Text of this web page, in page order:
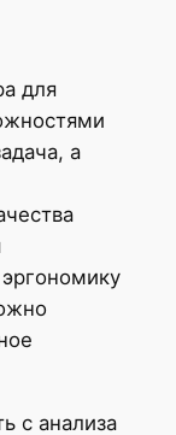
для
а
с анализа